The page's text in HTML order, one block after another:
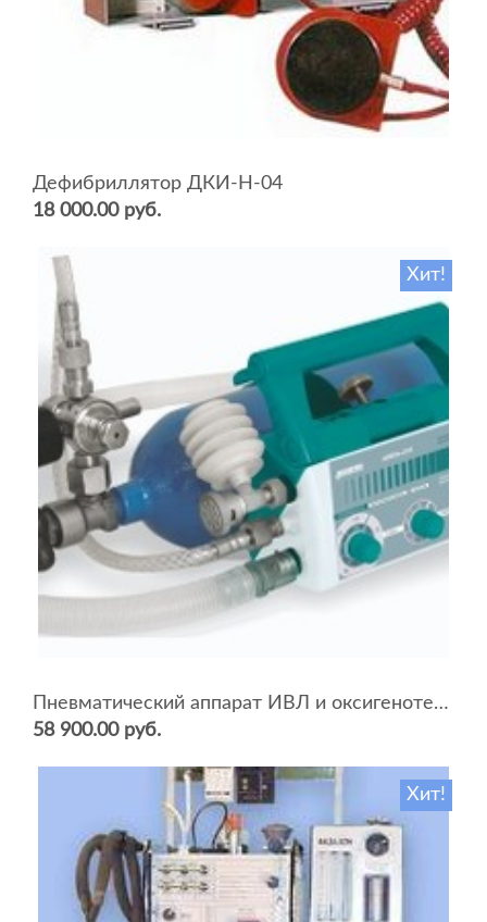
Дефибриллятор ДКИ-Н-04
18 000.00 руб.
Хит!
Пневматический аппарат ИВЛ и оксигенотерапии портативный АИВЛп-2/20-«ТМТ»
58 900.00 руб.
Хит!